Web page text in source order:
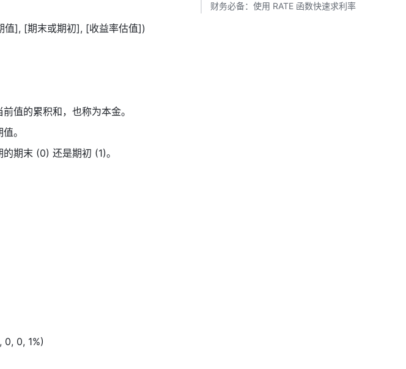
值], [期末或期初], [收益率估值])
值的累积和，也称为本金。
。
期末 (0) 还是期初 (1)。
0, 0, 1%)
财务必备：使用 RATE 函数快速求利率 ​